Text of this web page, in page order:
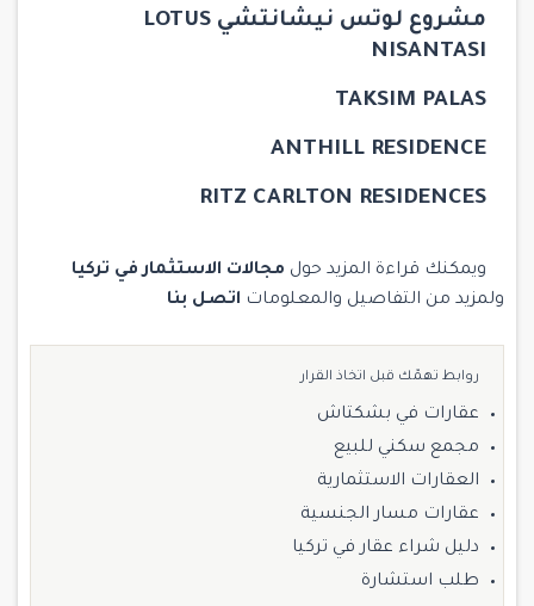
مشروع لوتس نيشانتشي LOTUS
NISANTASI
TAKSIM PALAS
ANTHILL RESIDENCE
RITZ CARLTON RESIDENCES
ويمكنك قراءة المزيد حول مجالات الاستثمار في تركيا
ولمزيد من التفاصيل والمعلومات اتصل بنا
روابط تهمّك قبل اتخاذ القرار
عقارات في بشكتاش
مجمع سكني للبيع
العقارات الاستثمارية
عقارات مسار الجنسية
دليل شراء عقار في تركيا
طلب استشارة